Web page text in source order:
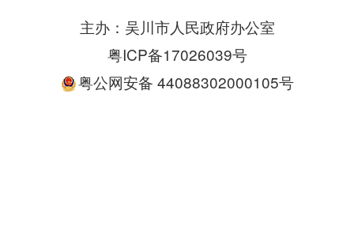
主办：吴川市人民政府办公室
粤ICP备17026039号
粤公网安备 44088302000105号